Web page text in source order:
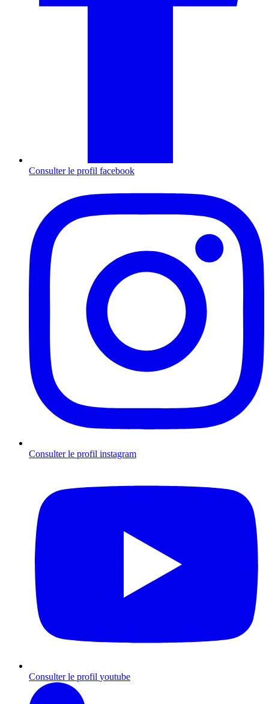
Consulter le profil facebook
Consulter le profil instagram
Consulter le profil youtube